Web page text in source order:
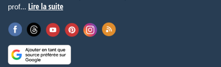
prof... Lire la suite